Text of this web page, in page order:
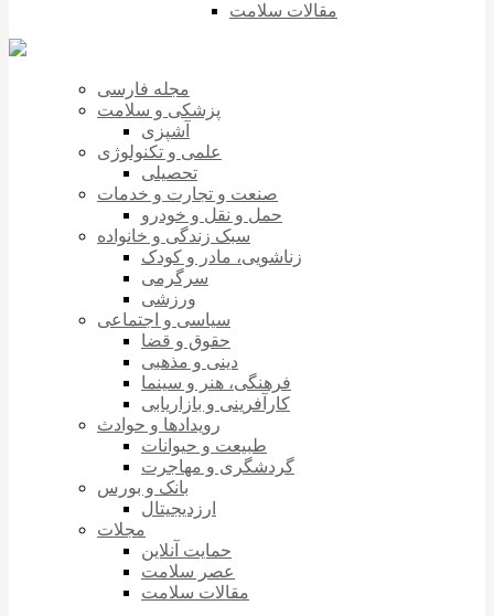
مقالات سلامت
مجله فارسی
پزشکی و سلامت
آشپزی
علمی و تکنولوژی
تحصیلی
صنعت و تجارت و خدمات
حمل و نقل و خودرو
سبک زندگی و خانواده
زناشویی، مادر و کودک
سرگرمی
ورزشی
سیاسی و اجتماعی
حقوق و قضا
دینی و مذهبی
فرهنگی، هنر و سینما
کارآفرینی و بازاریابی
رویدادها و حوادث
طبیعت و حیوانات
گردشگری و مهاجرت
بانک و بورس
ارزدیجیتال
مجلات
حمایت آنلاین
عصر سلامت
مقالات سلامت